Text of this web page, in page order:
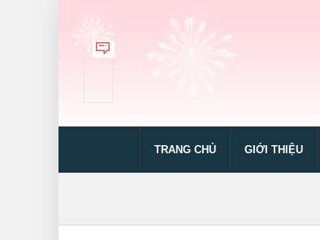
TRANG CHỦ GIỚI THIỆU